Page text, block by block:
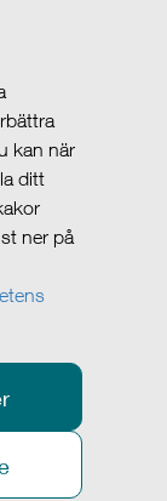
kan när
ditt
ner på